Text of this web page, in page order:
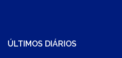
ÚLTIMOS DIÁRIOS